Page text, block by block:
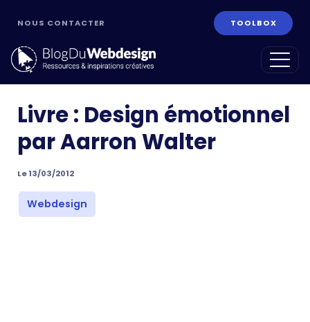
NOUS CONTACTER TOOLBOX
Livre : Design émotionnel
par Aarron Walter
Le 13/03/2012
Webdesign